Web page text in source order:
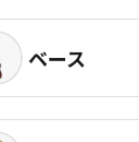
ベース